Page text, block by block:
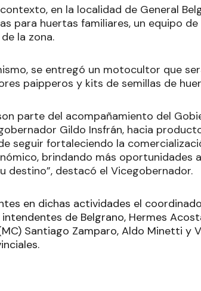
en la localidad de General
para huertas familiares, un equipo
la zona.
se entregó un motocultor que
paipperos y kits de semillas de
parte del acompañamiento del
Gildo Insfrán, hacia
seguir fortaleciendo la
brindando más oportunidades
destino”, destacó el Vicegobernador.
en dichas actividades el
de Belgrano, Hermes
Santiago Zamparo, Aldo Minetti y